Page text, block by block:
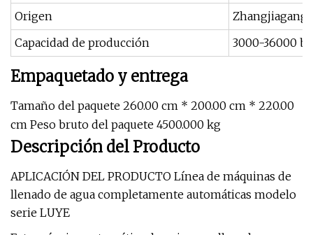
Origen
Zhangjiagang,
Capacidad de producción
3000-36000
Empaquetado y entrega
Tamaño del paquete 260.00 cm * 200.00 cm * 220.00
cm Peso bruto del paquete 4500.000 kg
Descripción del Producto
APLICACIÓN DEL PRODUCTO Línea de máquinas de
llenado de agua completamente automáticas modelo
serie LUYE